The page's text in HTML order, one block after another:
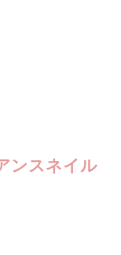
ンスネイル